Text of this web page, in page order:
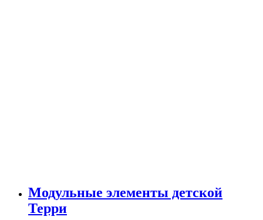
Модульные элементы детской
Терри